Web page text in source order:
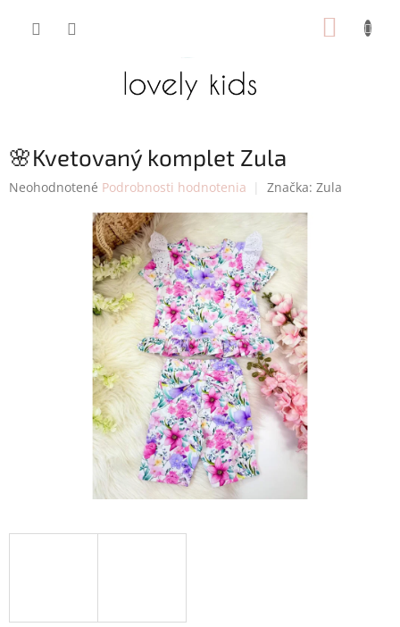
🌸Kvetovaný komplet Zula
Priemerné
Neohodnotené Podrobnosti hodnotenia Značka: Zula